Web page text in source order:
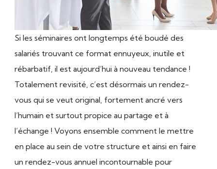
Si les séminaires ont longtemps été boudé des
salariés trouvant ce format ennuyeux, inutile et
rébarbatif, il est aujourd’hui à nouveau tendance !
Totalement revisité, c’est désormais un rendez-
vous qui se veut original, fortement ancré vers
l’humain et surtout propice au partage et à
l’échange ! Voyons ensemble comment le mettre
en place au sein de votre structure et ainsi en faire
un rendez-vous annuel incontournable pour